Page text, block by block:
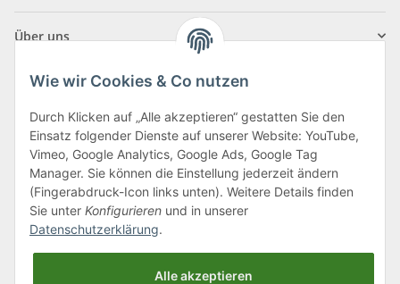
Über uns
Klagenfurter Straße 29
9556 Liebenfels
Montag bis Donnerstag: 8:00 bis 16:30 Uhr
Freitag: 8:00 bis 12:00 Uhr
Tel.:0043 (0) 4262 50900
office@cncshop.at
Wie wir Cookies & Co nutzen
Durch Klicken auf „Alle akzeptieren“ gestatten Sie den
Einsatz folgender Dienste auf unserer Website: YouTube,
Vimeo, Google Analytics, Google Ads, Google Tag
Manager. Sie können die Einstellung jederzeit ändern
(Fingerabdruck-Icon links unten). Weitere Details finden
Sie unter Konfigurieren und in unserer
Datenschutzerklärung.
Alle akzeptieren